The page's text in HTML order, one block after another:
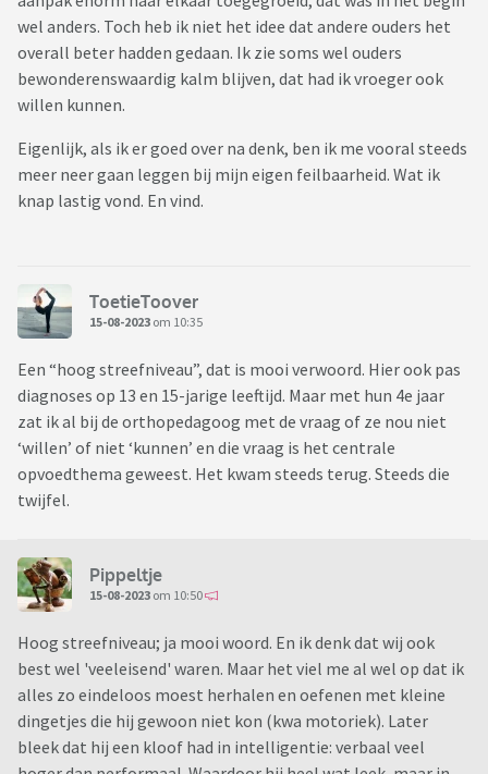
wel anders. Toch heb ik niet het idee dat andere ouders het
overall beter hadden gedaan. Ik zie soms wel ouders
bewonderenswaardig kalm blijven, dat had ik vroeger ook
willen kunnen.
Eigenlijk, als ik er goed over na denk, ben ik me vooral steeds
meer neer gaan leggen bij mijn eigen feilbaarheid. Wat ik
knap lastig vond. En vind.
ToetieToover
15-08-2023 om 10:35
Een “hoog streefniveau”, dat is mooi verwoord. Hier ook pas
diagnoses op 13 en 15-jarige leeftijd. Maar met hun 4e jaar
zat ik al bij de orthopedagoog met de vraag of ze nou niet
‘willen’ of niet ‘kunnen’ en die vraag is het centrale
opvoedthema geweest. Het kwam steeds terug. Steeds die
twijfel.
Pippeltje
15-08-2023 om 10:50
Hoog streefniveau; ja mooi woord. En ik denk dat wij ook
best wel 'veeleisend' waren. Maar het viel me al wel op dat ik
alles zo eindeloos moest herhalen en oefenen met kleine
dingetjes die hij gewoon niet kon (kwa motoriek). Later
bleek dat hij een kloof had in intelligentie: verbaal veel